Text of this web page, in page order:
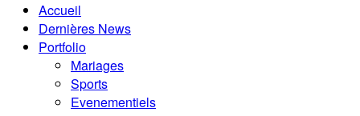
Accueil
Dernières News
Portfolio
Mariages
Sports
Evenementiels